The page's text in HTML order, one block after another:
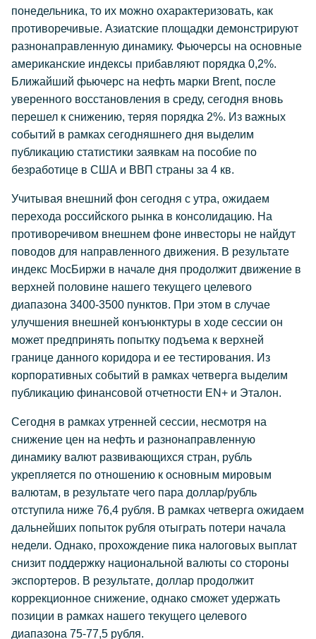
понедельника, то их можно охарактеризовать, как
противоречивые. Азиатские площадки демонстрируют
разнонаправленную динамику. Фьючерсы на основные
американские индексы прибавляют порядка 0,2%.
Ближайший фьючерс на нефть марки Brent, после
уверенного восстановления в среду, сегодня вновь
перешел к снижению, теряя порядка 2%. Из важных
событий в рамках сегодняшнего дня выделим
публикацию статистики заявкам на пособие по
безработице в США и ВВП страны за 4 кв.
Учитывая внешний фон сегодня с утра, ожидаем
перехода российского рынка в консолидацию. На
противоречивом внешнем фоне инвесторы не найдут
поводов для направленного движения. В результате
индекс МосБиржи в начале дня продолжит движение в
верхней половине нашего текущего целевого
диапазона 3400-3500 пунктов. При этом в случае
улучшения внешней конъюнктуры в ходе сессии он
может предпринять попытку подъема к верхней
границе данного коридора и ее тестирования. Из
корпоративных событий в рамках четверга выделим
публикацию финансовой отчетности EN+ и Эталон.
Сегодня в рамках утренней сессии, несмотря на
снижение цен на нефть и разнонаправленную
динамику валют развивающихся стран, рубль
укрепляется по отношению к основным мировым
валютам, в результате чего пара доллар/рубль
отступила ниже 76,4 рубля. В рамках четверга ожидаем
дальнейших попыток рубля отыграть потери начала
недели. Однако, прохождение пика налоговых выплат
снизит поддержку национальной валюты со стороны
экспортеров. В результате, доллар продолжит
коррекционное снижение, однако сможет удержать
позиции в рамках нашего текущего целевого
диапазона 75-77,5 рубля.